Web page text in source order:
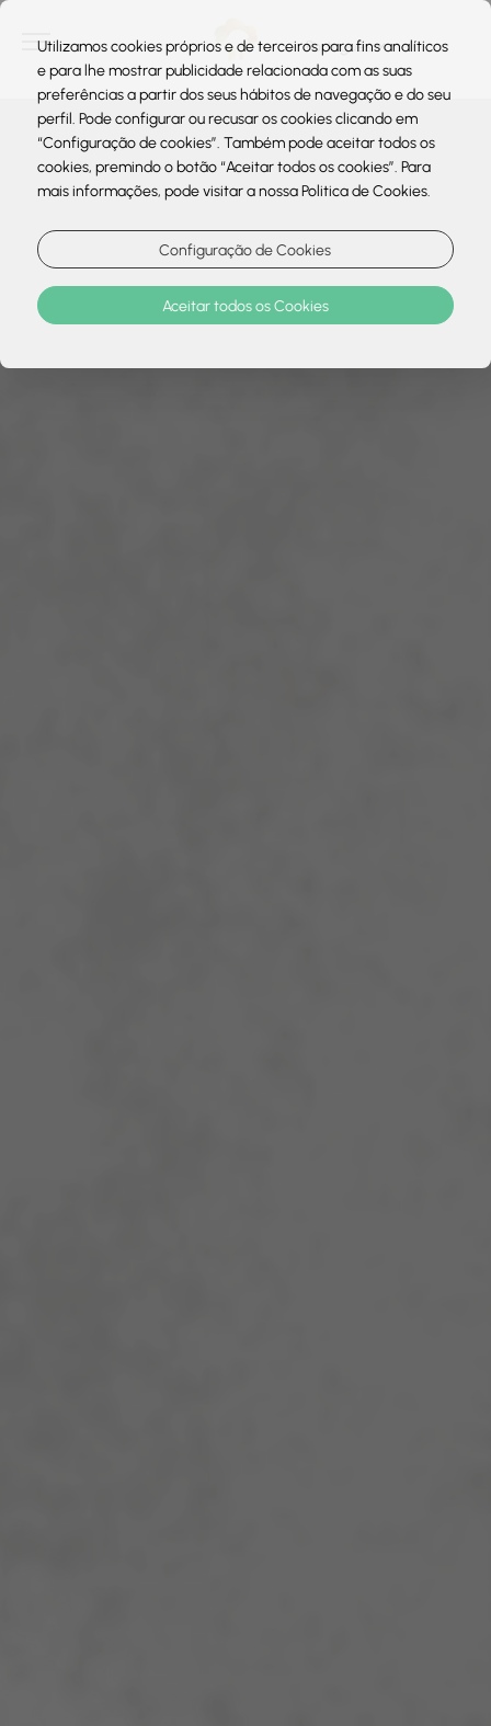
Utilizamos cookies próprios e de terceiros para fins analíticos
e para lhe mostrar publicidade relacionada com as suas
preferências a partir dos seus hábitos de navegação e do seu
perfil. Pode configurar ou recusar os cookies clicando em
“Configuração de cookies”. Também pode aceitar todos os
cookies, premindo o botão “Aceitar todos os cookies”. Para
mais informações, pode visitar a nossa Politica de Cookies.
Configuração de Cookies
Aceitar todos os Cookies